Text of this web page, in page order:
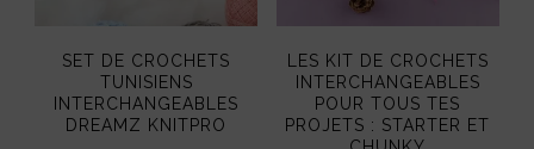
être
choisies
peuvent
être
choisies
sur
SET DE CROCHETS
TUNISIENS
INTERCHANGEABLES
DREAMZ KNITPRO
LES KIT DE CROCHETS
INTERCHANGEABLES
POUR TOUS TES
PROJETS : STARTER ET